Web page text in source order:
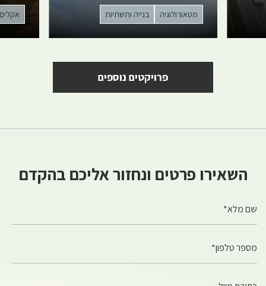
מטאורולוגיה בנייה ותשתיות אקלים
פרויקטים נוספים
השאירו פרטים ונחזור אליכם בהקדם
שם מלא*
מספר טלפון*